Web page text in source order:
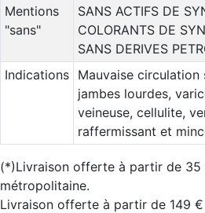
Mentions
"sans"
SANS ACTIFS DE
COLORANTS DE
SANS DERIVES
Indications
Mauvaise circulation
jambes lourdes,
veineuse, cellulite,
raffermissant et
(*)Livraison offerte à partir de 35
métropolitaine.
Livraison offerte à partir de 149